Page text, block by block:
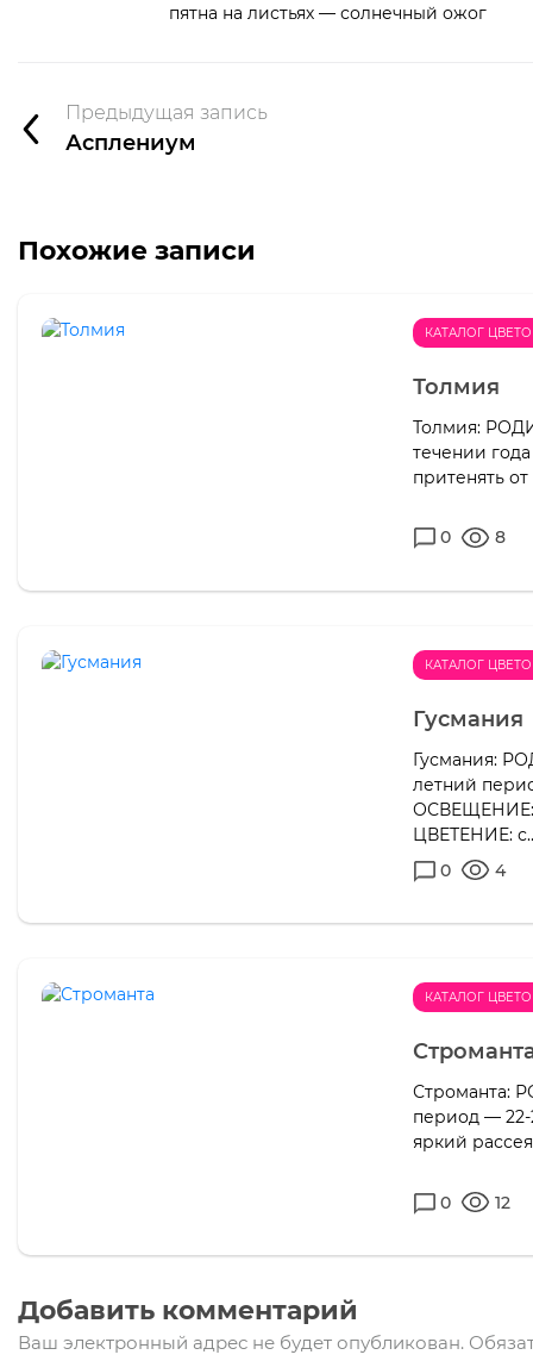
пятна на листьях — солнечный ожог
Предыдущая запись
Асплениум
Похожие записи
КАТАЛОГ
Толмия
Толмия:
течении
притенять
0 8
КАТАЛОГ
Гусмания
Гусмания:
летний
ОСВЕЩЕНИЕ:
ЦВЕТЕНИЕ:
0
4
КАТАЛОГ
Строманта:
период —
яркий
0 12
Добавить комментарий
Ваш электронный адрес не будет опубликован.